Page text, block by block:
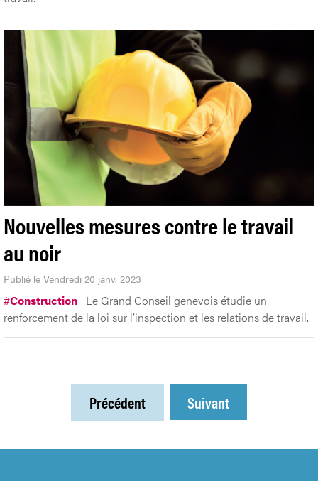
Nouvelles mesures contre le travail
au noir
Publié le Vendredi 20 janv. 2023
#Construction Le Grand Conseil genevois étudie un
renforcement de la loi sur l’inspection et les relations de travail.
Précédent Suivant